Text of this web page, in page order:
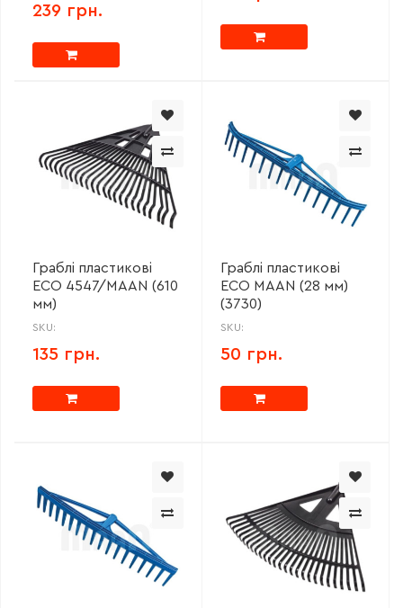
239 грн.
Граблі пластикові
ECO 4547/MAAN (610
мм)
SKU:
135 грн.
Граблі пластикові
ECO MAAN (28 мм)
(3730)
SKU:
50 грн.